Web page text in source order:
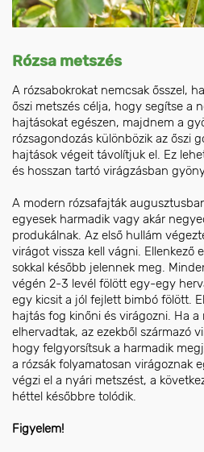
Rózsa metszés
A rózsabokrokat nemcsak ősszel,
őszi metszés célja, hogy segítse a
hajtásokat egészen, majdnem a
rózsagondozás különbözik az őszi
hajtások végeit távolítjuk el. Ez
és hosszan tartó virágzásban
A modern rózsafajták
egyesek harmadik vagy akár
produkálnak. Az első hullám
virágot vissza kell vágni. Ellenkező
sokkal később jelennek meg.
végén 2-3 levél fölött egy-egy
egy kicsit a jól fejlett bimbó fölött.
hajtás fog kinőni és virágozni. Ha
elhervadtak, az ezekből származó
hogy felgyorsítsuk a harmadik
a rózsák folyamatosan virágoznak
végzi el a nyári metszést, a
héttel későbbre tolódik.
Figyelem!